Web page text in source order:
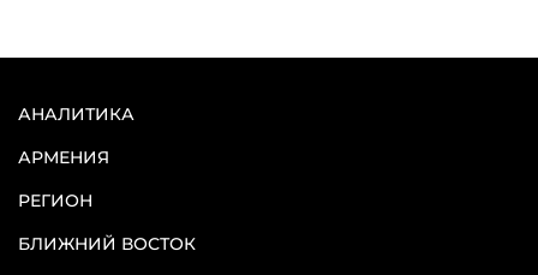
АНАЛИТИКА
АРМЕНИЯ
РЕГИОН
БЛИЖНИЙ ВОСТОК